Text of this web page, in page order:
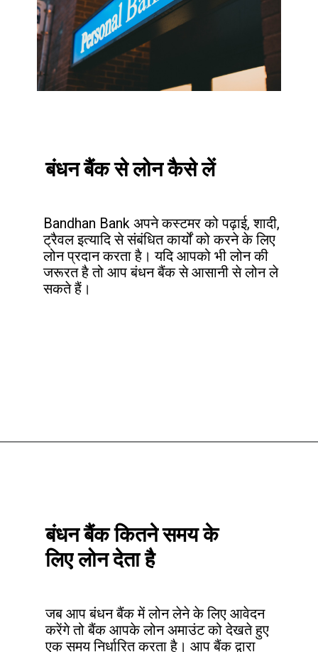
बंधन बैंक से लोन कैसे लें
Bandhan Bank अपने कस्टमर को पढ़ाई, शादी,
ट्रैवल इत्यादि से संबंधित कार्यों को करने के लिए
लोन प्रदान करता है। यदि आपको भी लोन की
जरूरत है तो आप बंधन बैंक से आसानी से लोन ले
सकते हैं।
बंधन बैंक कितने समय के
लिए लोन देता है
जब आप बंधन बैंक में लोन लेने के लिए आवेदन
करेंगे तो बैंक आपके लोन अमाउंट को देखते हुए
एक समय निर्धारित करता है। आप बैंक द्वारा